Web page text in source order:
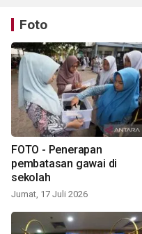
Foto
FOTO - Penerapan
pembatasan gawai di
sekolah
Jumat, 17 Juli 2026